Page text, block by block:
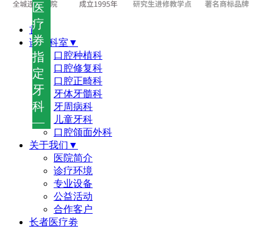
医
疗
券
指
定
牙
科
—
首页
诊疗科室▼
口腔种植科
口腔修复科
口腔正畸科
牙体牙髓科
牙周病科
儿童牙科
口腔颌面外科
关于我们▼
医院简介
诊疗环境
专业设备
公益活动
合作客户
长者医疗劵